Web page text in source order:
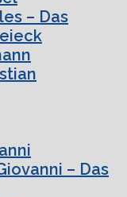
– Das
– Das